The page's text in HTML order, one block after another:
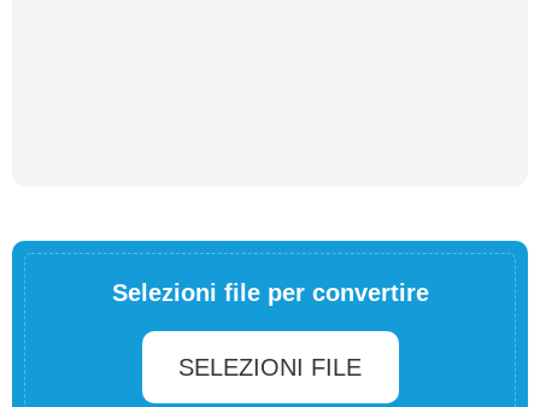
Selezioni file per convertire
SELEZIONI FILE